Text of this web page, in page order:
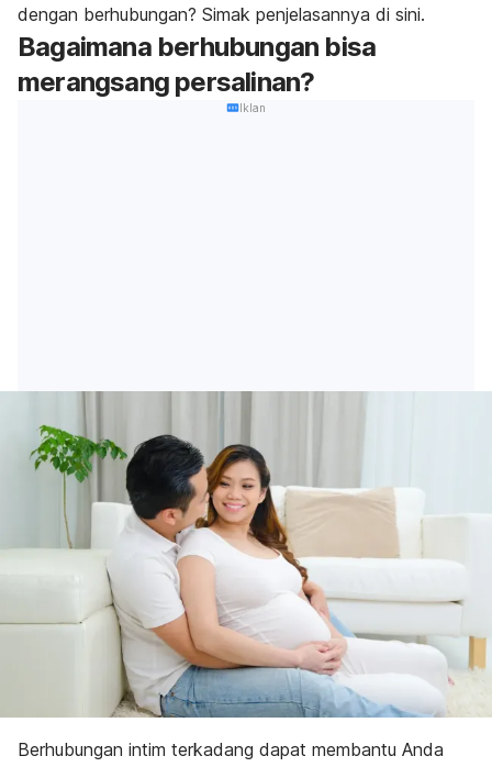
dengan berhubungan? Simak penjelasannya di sini.
Bagaimana berhubungan bisa
merangsang persalinan?
Iklan
Berhubungan intim terkadang dapat membantu Anda